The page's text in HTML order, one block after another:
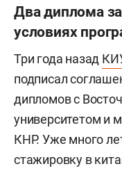
Два диплома
условиях
Три года назад
подписал
дипломов с
университетом и
КНР. Уже много
стажировку в